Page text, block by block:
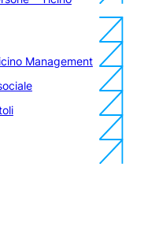
Management